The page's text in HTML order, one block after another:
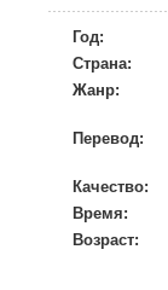
Год:
Страна:
Жанр:
Перевод:
Качество:
Время:
Возраст: